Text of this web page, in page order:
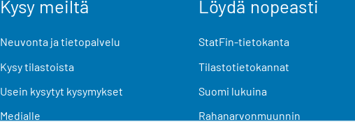
Kysy meiltä
Neuvonta ja tietopalvelu
Kysy tilastoista
Usein kysytyt kysymykset
Medialle
Löydä nopeasti
StatFin-tietokanta
Tilastotietokannat
Suomi lukuina
Rahanarvonmuunnin